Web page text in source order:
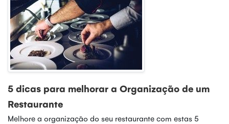
5 dicas para melhorar a Organização de um
Restaurante
Melhore a organização do seu restaurante com estas 5